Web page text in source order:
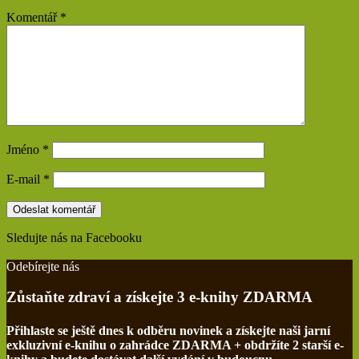
Komentář *
Jméno *
E-mail *
Sledujte nás na Facebooku
Odebírejte nás
Zůstaňte zdraví a získejte 3 e-knihy ZDARMA
Přihlaste se ještě dnes k odběru novinek a získejte naši jarní
exkluzivní e-knihu o zahrádce ZDARMA + obdržíte 2 starší e-